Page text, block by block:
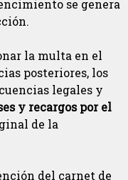
se genera
la multa en el
posteriores, los
legales y
y recargos por el
de la
del carnet de